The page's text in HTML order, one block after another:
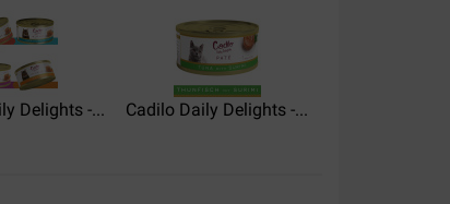
Delights -... Cadilo Daily Delights -...